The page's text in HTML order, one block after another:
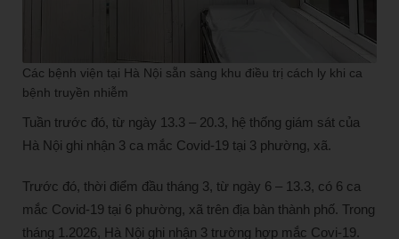
Các bệnh viện tại Hà Nội sẵn sàng khu điều trị cách ly khi ca
bệnh truyền nhiễm
Tuần trước đó, từ ngày 13.3 – 20.3, hệ thống giám sát của
Hà Nội ghi nhận 3 ca mắc Covid-19 tại 3 phường, xã.
Trước đó, thời điểm đầu tháng 3, từ ngày 6 – 13.3, có 6 ca
mắc Covid-19 tại 6 phường, xã trên địa bàn thành phố. Trong
tháng 1.2026, Hà Nội ghi nhận 3 trường hợp mắc Covi-19.